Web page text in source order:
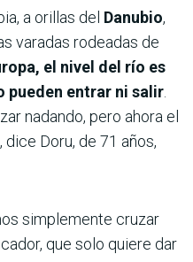
a orillas del Danubio,
varadas rodeadas de
el nivel del río es
pueden entrar ni salir
nadando, pero ahora el
dice Doru, de 71 años,
simplemente cruzar
que solo quiere dar